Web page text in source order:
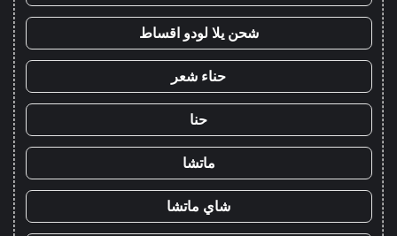
شحن يلا لودو اقساط
حناء شعر
حنا
ماتشا
شاي ماتشا